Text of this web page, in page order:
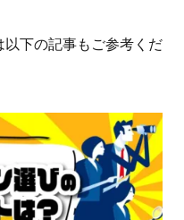
下の記事もご参考くだ